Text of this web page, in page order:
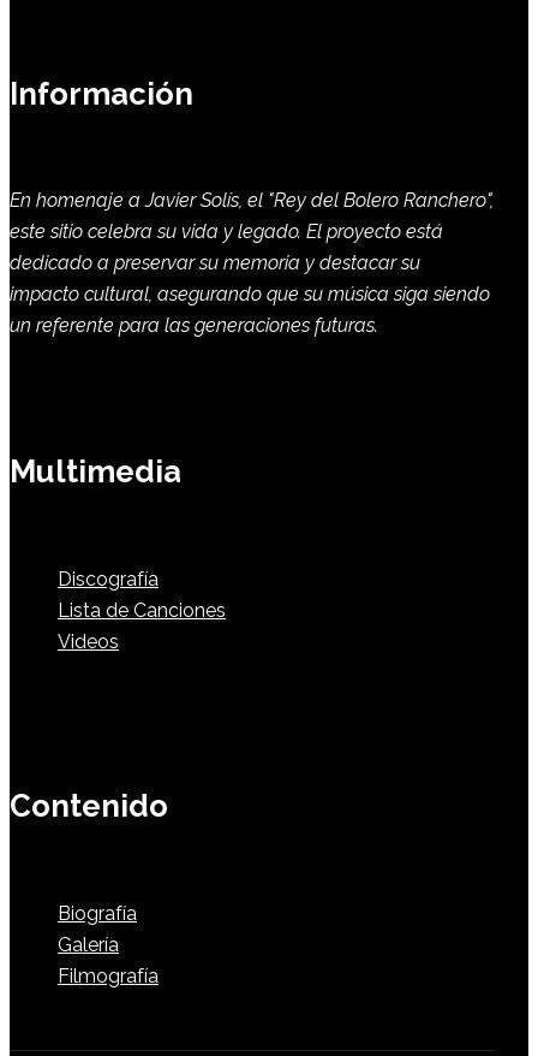
Información
En homenaje a Javier Solís, el "Rey del Bolero Ranchero",
este sitio celebra su vida y legado. El proyecto está
dedicado a preservar su memoria y destacar su
impacto cultural, asegurando que su música siga siendo
un referente para las generaciones futuras.
Multimedia
Discografía
Lista de Canciones
Videos
Contenido
Biografía
Galería
Filmografía